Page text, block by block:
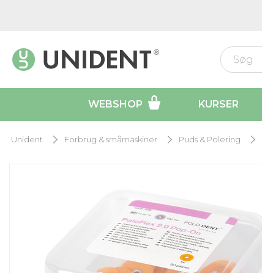
WEBSHOP KURSER
Unident Forbrug & småmaskiner Puds & Polering